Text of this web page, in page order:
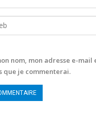
nom, mon adresse e-
que je commenterai.